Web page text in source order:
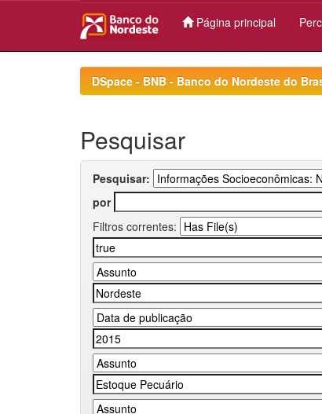
Página principal
DSpace - BNB - Banco do Nordeste do
Pesquisar
Pesquisar:
por
Filtros correntes: